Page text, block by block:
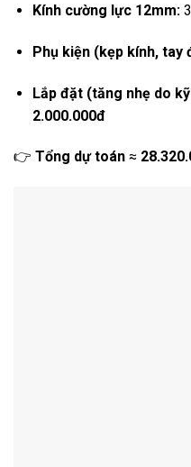
Kính cường lực 12mm:
Phụ kiện (kẹp kính, tay
Lắp đặt (tăng nhẹ do
2.000.000đ
👉 Tổng dự toán ≈